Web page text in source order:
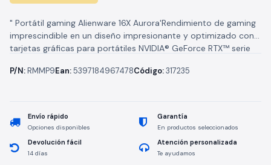
" Portátil gaming Alienware 16X Aurora'Rendimiento de gaming
imprescindible en un diseño impresionante y optimizado con
tarjetas gráficas para portátiles NVIDIA® GeForce RTX™ serie
P/N:RMMP9Ean:5397184967478Código:317235
Envío rápido
Opciones disponibles
Garantía
En productos seleccionados
Devolución fácil
14 días
Atención personalizada
Te ayudamos